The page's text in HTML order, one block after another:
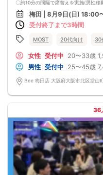
〇約10分の間隔で席替えを実施(男性移
〇スタッフがしっかり席替えします
〇お酒含むドリンク飲み放題
〇おひとり様同士で同席いただきます
※初心者様にも安心の街コンです♪
中止の際は前日までにご連絡いたします
梅田 | 8月9日(日) 18:00
受付終了まで3時間
MOST 20代向け 30
女性 受付中 20〜33歳
男性 受付中 25〜45歳
Bee 梅田店 大阪府大阪市北区堂山
36